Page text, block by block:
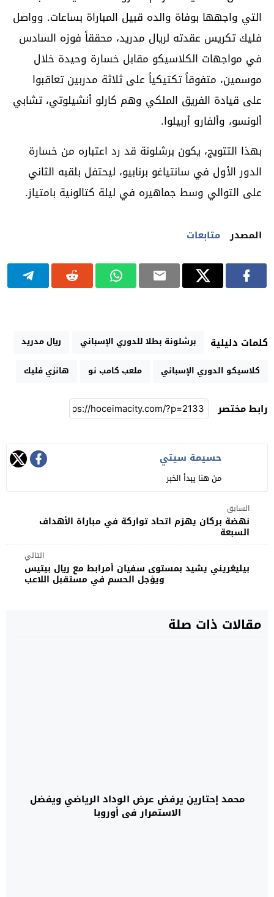
التي واجهها بوفاة والده قبيل المباراة بساعات. وواصل
فليك تكريس عقدته لريال مدريد، محققاً فوزه السادس
في مواجهات الكلاسيكو مقابل خسارة وحيدة خلال
موسمين، متفوقاً تكتيكياً على ثلاثة مدربين تعاقبوا
على قيادة الفريق الملكي وهم كارلو أنشيلوتي، تشابي
ألونسو، وألفارو أربيلوا.
بهذا التتويج، يكون برشلونة قد رد اعتباره من خسارة
الدور الأول في سانتياغو برنابيو، ليحتفل بلقبه الثاني
على التوالي وسط جماهيره في ليلة كتالونية بامتياز.
المصدر متابعات
كلمات دليلية برشلونة بطلا للدوري الإسباني
ريال مدريد
كلاسيكو الدوري الإسباني
ملعب كامب نو هانزي فليك
رابط مختصر
حسيمة سيتي
من هنا يبدأ الخبر
السابق
نهضة بركان يهزم اتحاد تواركة في مباراة الأهداف
السبعة
التالي
بيليغريني يشيد بمستوى سفيان أمرابط مع ريال بيتيس
ويؤجل الحسم في مستقبل اللاعب
مقالات ذات صلة
محمد إحتارين يرفض عرض الوداد الرياضي ويفضل
الاستمرار في أوروبا